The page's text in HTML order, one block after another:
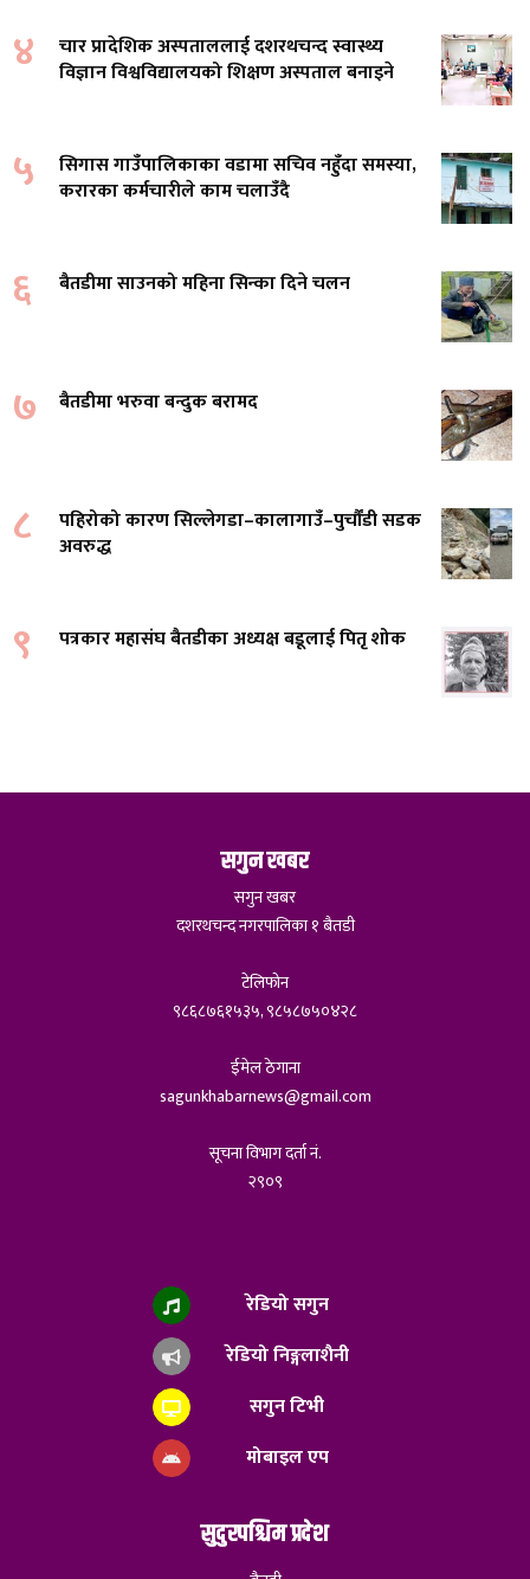
४
चार प्रादेशिक अस्पताललाई दशरथचन्द स्वास्थ्य
विज्ञान विश्वविद्यालयको शिक्षण अस्पताल बनाइने
५
सिगास गाउँपालिकाका वडामा सचिव नहुँदा समस्या,
करारका कर्मचारीले काम चलाउँदै
६ बैतडीमा साउनको महिना सिन्का दिने चलन
७ बैतडीमा भरुवा बन्दुक बरामद
८
पहिरोको कारण सिल्लेगडा–कालागाउँ–पुर्चौंडी सडक
अवरुद्ध
९ पत्रकार महासंघ बैतडीका अध्यक्ष बडूलाई पितृ शोक
सगुन खबर
सगुन खबर
दशरथचन्द नगरपालिका १ बैतडी
टेलिफोन
९८६८७६१५३५, ९८५८७५०४२८
ईमेल ठेगाना
sagunkhabarnews@gmail.com
सूचना विभाग दर्ता नं.
२९०९
रेडियो सगुन
रेडियो निङ्गलाशैनी
सगुन टिभी
मोबाइल एप
सुदुरपश्चिम प्रदेश